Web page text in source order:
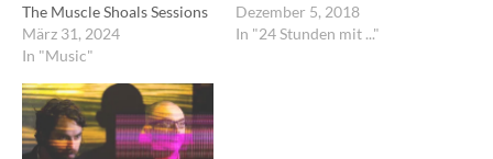
The Muscle Shoals Sessions
März 31, 2024
In "Music"
Dezember 5, 2018
In "24 Stunden mit ..."